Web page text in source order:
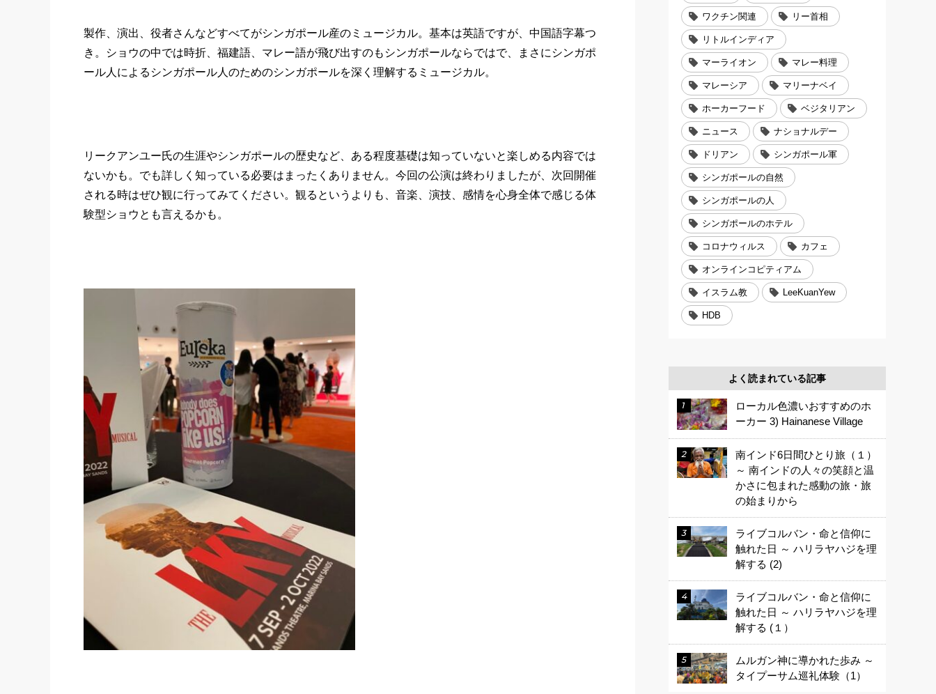
製作、演出、役者さんなどすべてがシンガポール産のミュージカル。基本は英語ですが、中国語字幕つ
き。ショウの中では時折、福建語、マレー語が飛び出すのもシンガポールならではで、まさにシンガポ
ール人によるシンガポール人のためのシンガポールを深く理解するミュージカル。
リークアンユー氏の生涯やシンガポールの歴史など、ある程度基礎は知っていないと楽しめる内容では
ないかも。でも詳しく知っている必要はまったくありません。今回の公演は終わりましたが、次回開催
される時はぜひ観に行ってみてください。観るというよりも、音楽、演技、感情を心身全体で感じる体
験型ショウとも言えるかも。
ワクチン関連 リー首相
リトルインディア
マーライオン マレー料理
マレーシア マリーナベイ
ホーカーフード ベジタリアン
ニュース ナショナルデー
ドリアン シンガポール軍
シンガポールの自然
シンガポールの人
シンガポールのホテル
コロナウィルス カフェ
オンラインコピティアム
イスラム教 LeeKuanYew
HDB
よく読まれている記事
ローカル色濃いおすすめのホ
ーカー 3) Hainanese Village
南インド6日間ひとり旅（１）
～ 南インドの人々の笑顔と温
かさに包まれた感動の旅・旅
の始まりから
ライブコルバン・命と信仰に
触れた日 ～ ハリラヤハジを理
解する (2)
ライブコルバン・命と信仰に
触れた日 ～ ハリラヤハジを理
解する (１）
ムルガン神に導かれた歩み ～
タイプーサム巡礼体験（1）